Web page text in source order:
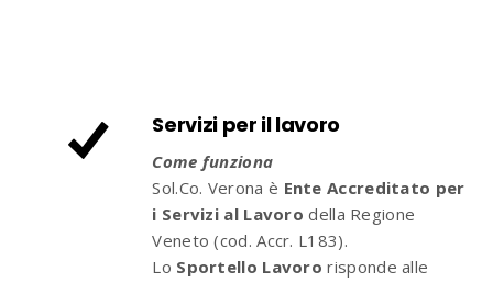
Servizi per il lavoro
Come funziona
Sol.Co. Verona è Ente Accreditato per
i Servizi al Lavoro della Regione
Veneto (cod. Accr. L183).
Lo Sportello Lavoro risponde alle